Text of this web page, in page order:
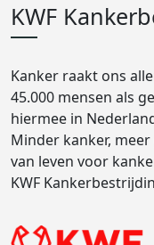
KWF
Kanker raakt ons
45.000 mensen als
hiermee in
Minder kanker,
van leven voor
KWF